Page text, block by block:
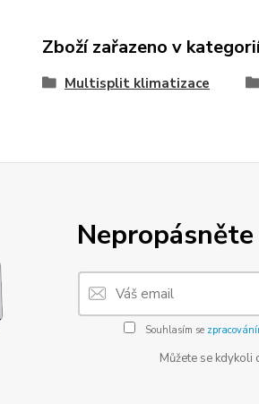
Zboží zařazeno v
Multisplit klimatizace
Souhlasím se
Můžete se kdykoli